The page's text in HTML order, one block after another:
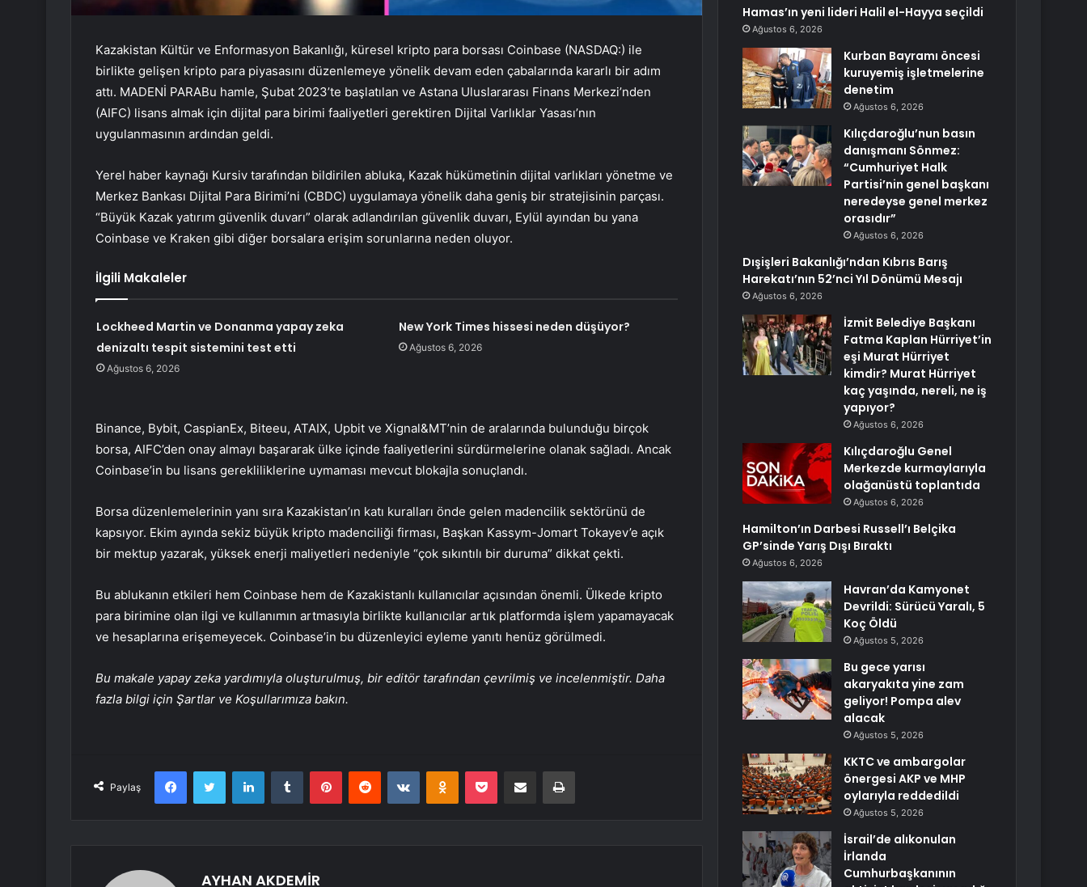
Kazakistan Kültür ve Enformasyon Bakanlığı, küresel kripto para borsası Coinbase (NASDAQ:) ile
birlikte gelişen kripto para piyasasını düzenlemeye yönelik devam eden çabalarında kararlı bir adım
attı. MADENİ PARABu hamle, Şubat 2023’te başlatılan ve Astana Uluslararası Finans Merkezi’nden
(AIFC) lisans almak için dijital para birimi faaliyetleri gerektiren Dijital Varlıklar Yasası’nın
uygulanmasının ardından geldi.
Yerel haber kaynağı Kursiv tarafından bildirilen abluka, Kazak hükümetinin dijital varlıkları yönetme ve
Merkez Bankası Dijital Para Birimi’ni (CBDC) uygulamaya yönelik daha geniş bir stratejisinin parçası.
“Büyük Kazak yatırım güvenlik duvarı” olarak adlandırılan güvenlik duvarı, Eylül ayından bu yana
Coinbase ve Kraken gibi diğer borsalara erişim sorunlarına neden oluyor.
İlgili Makaleler
Lockheed Martin ve Donanma yapay zeka
denizaltı tespit sistemini test etti
Ağustos 6, 2026
New York Times hissesi neden düşüyor?
Ağustos 6, 2026
Binance, Bybit, CaspianEx, Biteeu, ATAIX, Upbit ve Xignal&MT’nin de aralarında bulunduğu birçok
borsa, AIFC’den onay almayı başararak ülke içinde faaliyetlerini sürdürmelerine olanak sağladı. Ancak
Coinbase’in bu lisans gerekliliklerine uymaması mevcut blokajla sonuçlandı.
Borsa düzenlemelerinin yanı sıra Kazakistan’ın katı kuralları önde gelen madencilik sektörünü de
kapsıyor. Ekim ayında sekiz büyük kripto madenciliği firması, Başkan Kassym-Jomart Tokayev’e açık
bir mektup yazarak, yüksek enerji maliyetleri nedeniyle “çok sıkıntılı bir duruma” dikkat çekti.
Bu ablukanın etkileri hem Coinbase hem de Kazakistanlı kullanıcılar açısından önemli. Ülkede kripto
para birimine olan ilgi ve kullanımın artmasıyla birlikte kullanıcılar artık platformda işlem yapamayacak
ve hesaplarına erişemeyecek. Coinbase’in bu düzenleyici eyleme yanıtı henüz görülmedi.
Bu makale yapay zeka yardımıyla oluşturulmuş, bir editör tarafından çevrilmiş ve incelenmiştir. Daha
fazla bilgi için Şartlar ve Koşullarımıza bakın.
Paylaş
FacebookTwitter LinkedInTumblr PinterestReddit VKontakteOdnoklassniki
Pocket E-Posta ile paylaş Yazdır
AYHAN AKDEMİR
Hamas’ın yeni lideri Halil el-Hayya seçildi
Ağustos 6, 2026
Kurban Bayramı öncesi
kuruyemiş işletmelerine
denetim
Ağustos 6, 2026
Kılıçdaroğlu’nun basın
danışmanı Sönmez:
“Cumhuriyet Halk
Partisi’nin genel başkanı
neredeyse genel merkez
orasıdır”
Ağustos 6, 2026
Dışişleri Bakanlığı’ndan Kıbrıs Barış
Harekatı’nın 52’nci Yıl Dönümü Mesajı
Ağustos 6, 2026
İzmit Belediye Başkanı
Fatma Kaplan Hürriyet’in
eşi Murat Hürriyet
kimdir? Murat Hürriyet
kaç yaşında, nereli, ne iş
yapıyor?
Ağustos 6, 2026
Kılıçdaroğlu Genel
Merkezde kurmaylarıyla
olağanüstü toplantıda
Ağustos 6, 2026
Hamilton’ın Darbesi Russell’ı Belçika
GP’sinde Yarış Dışı Bıraktı
Ağustos 6, 2026
Havran’da Kamyonet
Devrildi: Sürücü Yaralı, 5
Koç Öldü
Ağustos 5, 2026
Bu gece yarısı
akaryakıta yine zam
geliyor! Pompa alev
alacak
Ağustos 5, 2026
KKTC ve ambargolar
önergesi AKP ve MHP
oylarıyla reddedildi
Ağustos 5, 2026
İsrail’de alıkonulan
İrlanda
Cumhurbaşkanının